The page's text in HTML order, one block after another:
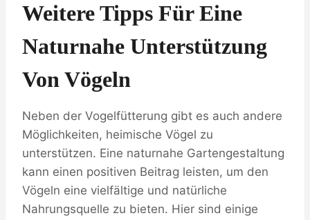
Weitere Tipps Für Eine
Naturnahe Unterstützung
Von Vögeln
Neben der Vogelfütterung gibt es auch andere
Möglichkeiten, heimische Vögel zu
unterstützen. Eine naturnahe Gartengestaltung
kann einen positiven Beitrag leisten, um den
Vögeln eine vielfältige und natürliche
Nahrungsquelle zu bieten. Hier sind einige